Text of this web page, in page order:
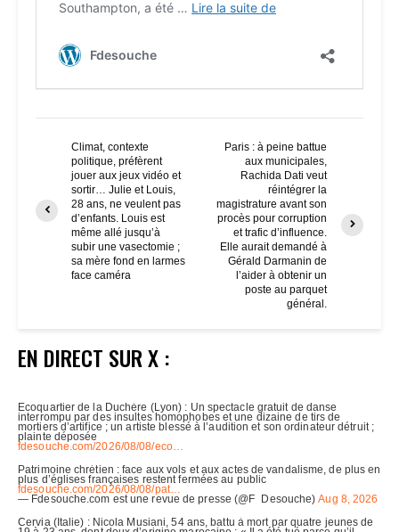
Climat, contexte
politique, préfèrent
jouer aux jeux vidéo et
sortir… Julie et Louis,
28 ans, ne veulent pas
d’enfants. Louis est
même allé jusqu’à
subir une vasectomie ;
sa mère fond en larmes
face caméra
Paris : à peine battue
aux municipales,
Rachida Dati veut
réintégrer la
magistrature avant son
procès pour corruption
et trafic d’influence.
Elle aurait demandé à
Gérald Darmanin de
l’aider à obtenir un
poste au parquet
général.
EN DIRECT SUR X :